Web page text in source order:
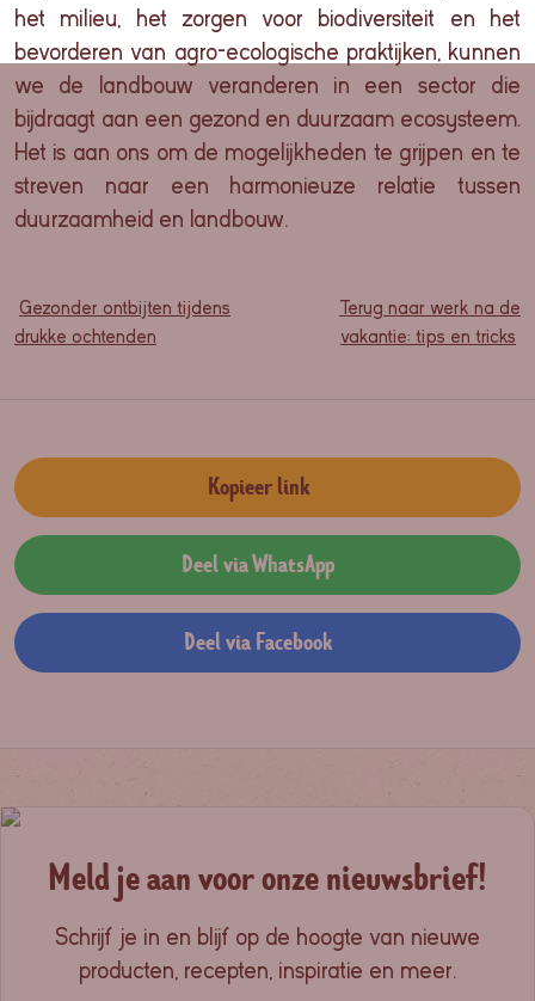
het milieu, het zorgen voor biodiversiteit en het
bevorderen van agro-ecologische praktijken, kunnen
we de landbouw veranderen in een sector die
bijdraagt aan een gezond en duurzaam ecosysteem.
Het is aan ons om de mogelijkheden te grijpen en te
streven naar een harmonieuze relatie tussen
duurzaamheid en landbouw.
Gezonder ontbijten tijdens
drukke ochtenden
Terug naar werk na de
vakantie: tips en tricks
Kopieer link
Deel via WhatsApp
Deel via Facebook
Meld je aan voor onze nieuwsbrief!
Schrijf je in en blijf op de hoogte van nieuwe
producten, recepten, inspiratie en meer.